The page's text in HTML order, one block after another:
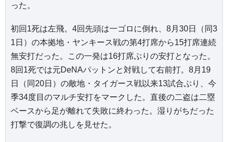
った。
初回1死は左飛。4回先頭は一ゴロに倒れ、8月30日（同3
1日）の本拠地・ヤンキース戦の第4打席から15打席連続
無安打だった。この一発は16打席ぶりの安打となった。
8回1死では元DeNAパットンと対戦して右前打。8月19
日（同20日）の敵地・タイガース戦以来13試合ぶり、今
季34度目のマルチ安打をマークした。直後の二盗は二塁
ベースから足が離れて失敗に終わった。湿りがちだった
打撃で復調の兆しを見せた。